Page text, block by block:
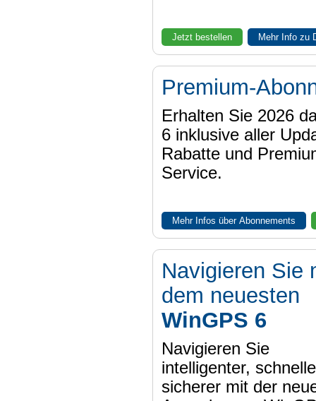
Jetzt bestellen Mehr Info zu
Premium-
Erhalten Sie 2026
6 inklusive aller
Rabatte und
Service.
Mehr Infos über Abonnements
Navigieren Sie
dem neuesten
WinGPS 6
Navigieren Sie
intelligenter,
sicherer mit der